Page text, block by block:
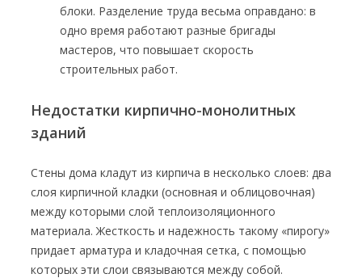
блоки. Разделение труда весьма оправдано: в
одно время работают разные бригады
мастеров, что повышает скорость
строительных работ.
Недостатки кирпично-монолитных
зданий
Стены дома кладут из кирпича в несколько слоев: два
слоя кирпичной кладки (основная и облицовочная)
между которыми слой теплоизоляционного
материала. Жесткость и надежность такому «пирогу»
придает арматура и кладочная сетка, с помощью
которых эти слои связываются между собой.